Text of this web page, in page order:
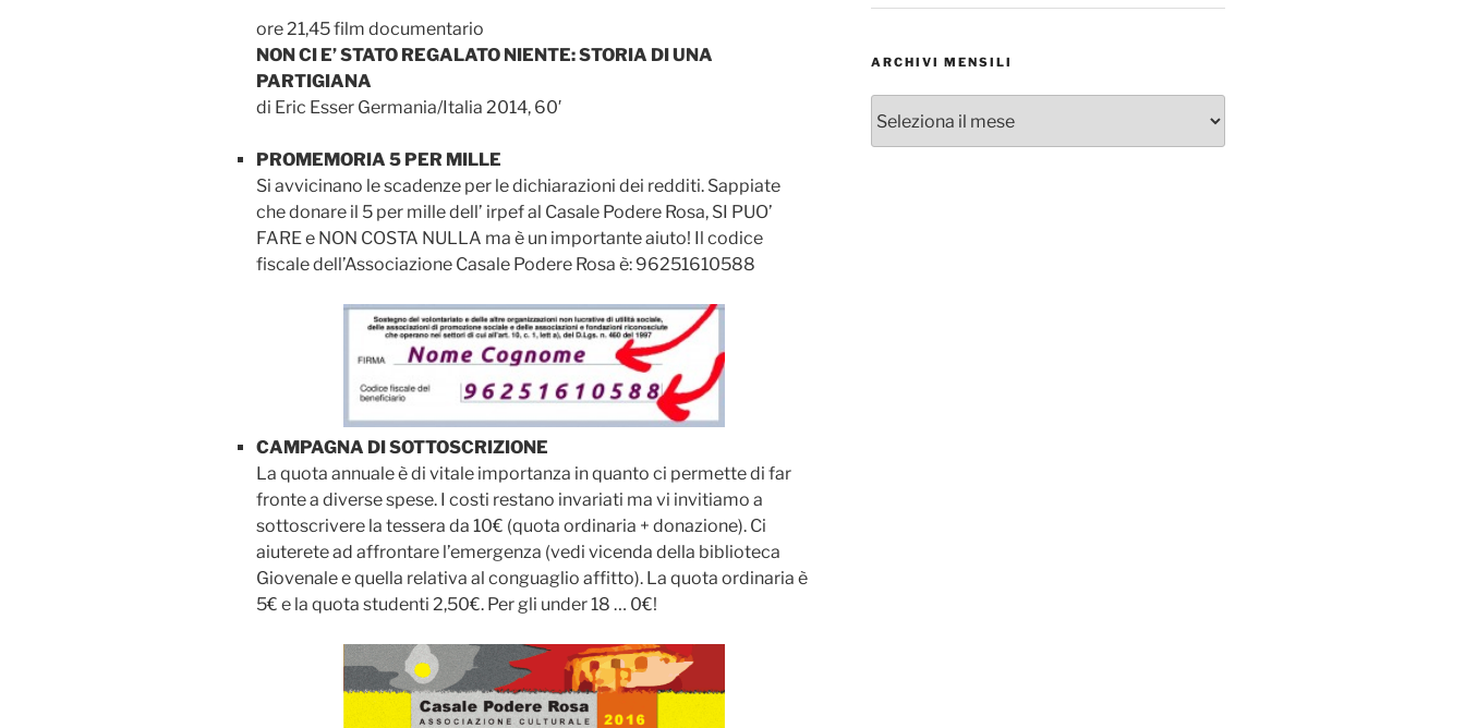
ore 21,45 film documentario
NON CI E’ STATO REGALATO NIENTE: STORIA DI UNA
PARTIGIANA
di Eric Esser Germania/Italia 2014, 60′
PROMEMORIA 5 PER MILLE
Si avvicinano le scadenze per le dichiarazioni dei redditi. Sappiate
che donare il 5 per mille dell’ irpef al Casale Podere Rosa, SI PUO’
FARE e NON COSTA NULLA ma è un importante aiuto! Il codice
fiscale dell’Associazione Casale Podere Rosa è: 96251610588
CAMPAGNA DI SOTTOSCRIZIONE
La quota annuale è di vitale importanza in quanto ci permette di far
fronte a diverse spese. I costi restano invariati ma vi invitiamo a
sottoscrivere la tessera da 10€ (quota ordinaria + donazione). Ci
aiuterete ad affrontare l’emergenza (vedi vicenda della biblioteca
Giovenale e quella relativa al conguaglio affitto). La quota ordinaria è
5€ e la quota studenti 2,50€. Per gli under 18 … 0€!
ARCHIVI MENSILI
mensili